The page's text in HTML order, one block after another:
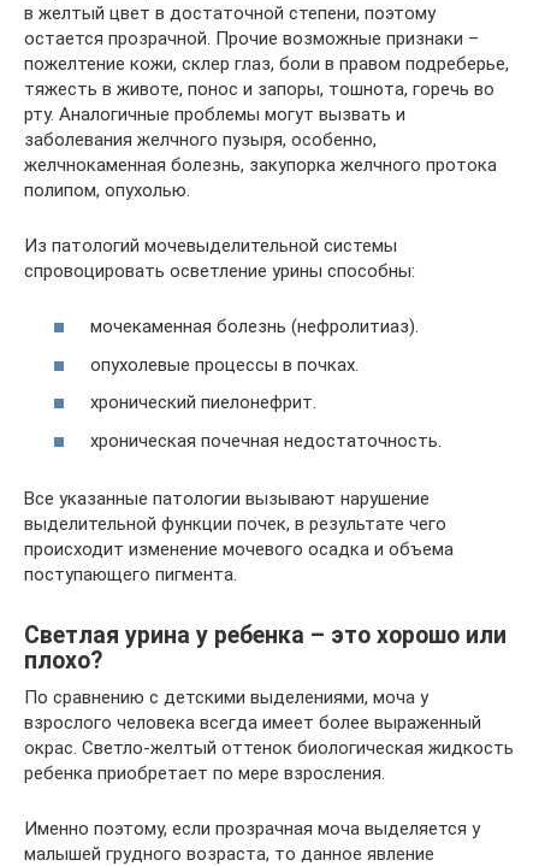
в желтый цвет в достаточной степени, поэтому
остается прозрачной. Прочие возможные признаки –
пожелтение кожи, склер глаз, боли в правом подреберье,
тяжесть в животе, понос и запоры, тошнота, горечь во
рту. Аналогичные проблемы могут вызвать и
заболевания желчного пузыря, особенно,
желчнокаменная болезнь, закупорка желчного протока
полипом, опухолью.
Из патологий мочевыделительной системы
спровоцировать осветление урины способны:
мочекаменная болезнь (нефролитиаз).
опухолевые процессы в почках.
хронический пиелонефрит.
хроническая почечная недостаточность.
Все указанные патологии вызывают нарушение
выделительной функции почек, в результате чего
происходит изменение мочевого осадка и объема
поступающего пигмента.
Светлая урина у ребенка – это хорошо или
плохо?
По сравнению с детскими выделениями, моча у
взрослого человека всегда имеет более выраженный
окрас. Светло-желтый оттенок биологическая жидкость
ребенка приобретает по мере взросления.
Именно поэтому, если прозрачная моча выделяется у
малышей грудного возраста, то данное явление